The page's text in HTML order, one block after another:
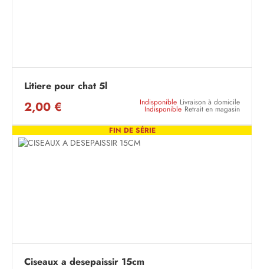
Litiere pour chat 5l
2,00 € Indisponible Livraison à domicile
Indisponible Retrait en magasin
FIN DE SÉRIE
Ciseaux a desepaissir 15cm